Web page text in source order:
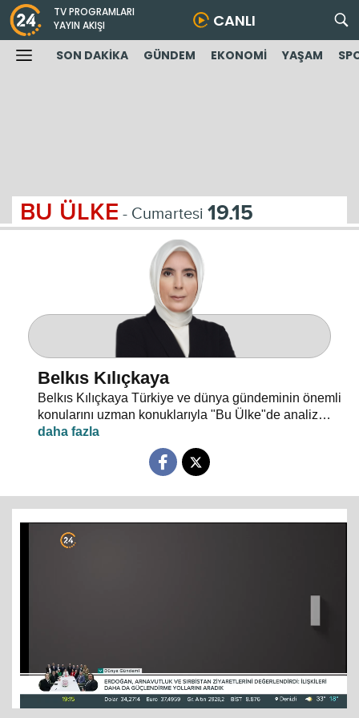
TV PROGRAMLARI
YAYIN AKIŞI
CANLI
SON DAKİKA GÜNDEM EKONOMİ YAŞAM
BU ÜLKE - Cumartesi 19.15
Belkıs Kılıçkaya
Belkıs Kılıçkaya Türkiye ve dünya gündeminin önemli
konularını uzman konuklarıyla "Bu Ülke"de analiz
ediyor.